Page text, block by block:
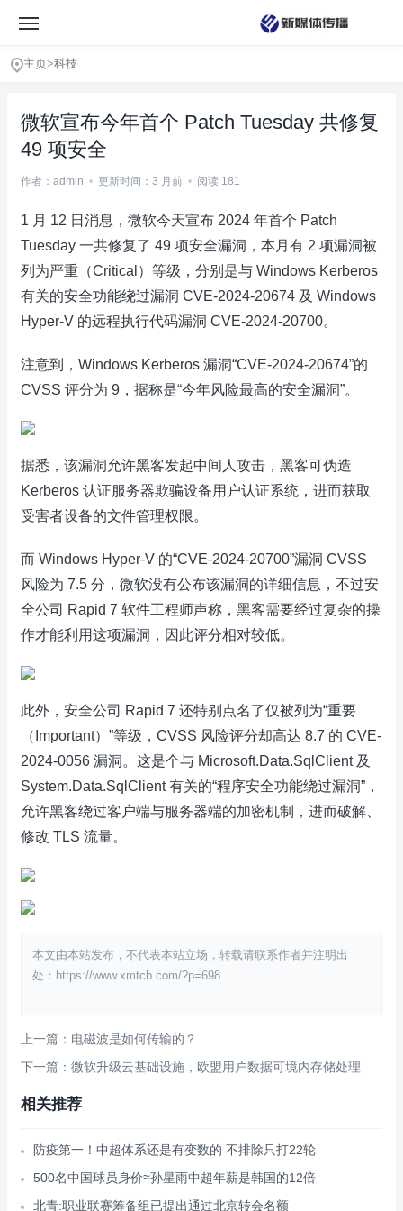
主页>科技
微软宣布今年首个 Patch Tuesday 共修复
49 项安全
作者：admin • 更新时间：3 月前 • 阅读 181
1 月 12 日消息，微软今天宣布 2024 年首个 Patch
Tuesday 一共修复了 49 项安全漏洞，本月有 2 项漏洞被
列为严重（Critical）等级，分别是与 Windows Kerberos
有关的安全功能绕过漏洞 CVE-2024-20674 及 Windows
Hyper-V 的远程执行代码漏洞 CVE-2024-20700。
注意到，Windows Kerberos 漏洞“CVE-2024-20674”的
CVSS 评分为 9，据称是“今年风险最高的安全漏洞”。
据悉，该漏洞允许黑客发起中间人攻击，黑客可伪造
Kerberos 认证服务器欺骗设备用户认证系统，进而获取
受害者设备的文件管理权限。
而 Windows Hyper-V 的“CVE-2024-20700”漏洞 CVSS
风险为 7.5 分，微软没有公布该漏洞的详细信息，不过安
全公司 Rapid 7 软件工程师声称，黑客需要经过复杂的操
作才能利用这项漏洞，因此评分相对较低。
此外，安全公司 Rapid 7 还特别点名了仅被列为“重要
（Important）”等级，CVSS 风险评分却高达 8.7 的 CVE-
2024-0056 漏洞。这是个与 Microsoft.Data.SqlClient 及
System.Data.SqlClient 有关的“程序安全功能绕过漏洞”，
允许黑客绕过客户端与服务器端的加密机制，进而破解、
修改 TLS 流量。
本文由本站发布，不代表本站立场，转载请联系作者并注明出
处：https://www.xmtcb.com/?p=698
上一篇：电磁波是如何传输的？
下一篇：微软升级云基础设施，欧盟用户数据可境内存储处理
相关推荐
防疫第一！中超体系还是有变数的 不排除只打22轮
500名中国球员身价≈孙星雨中超年薪是韩国的12倍
北青:职业联赛筹备组已提出通过北京转会名额